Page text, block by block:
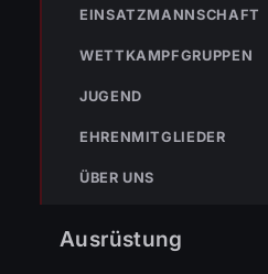
EINSATZMANNSCHAFT
WETTKAMPFGRUPPEN
JUGEND
EHRENMITGLIEDER
ÜBER UNS
Ausrüstung